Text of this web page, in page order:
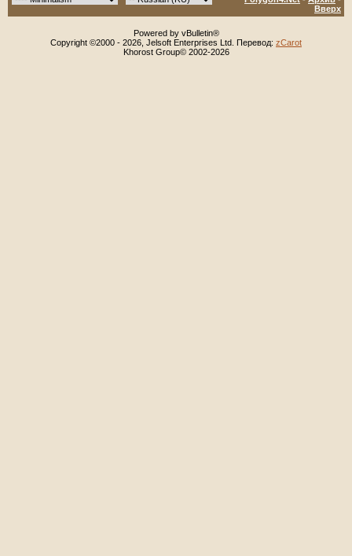
Вверх
Powered by vBulletin®
Copyright ©2000 - 2026, Jelsoft Enterprises Ltd. Перевод: zCarot
Khorost Group© 2002-2026